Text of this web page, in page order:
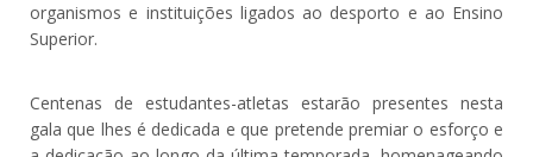
organismos e instituições ligados ao desporto e ao Ensino
Superior.
Centenas de estudantes-atletas estarão presentes nesta
gala que lhes é dedicada e que pretende premiar o esforço e